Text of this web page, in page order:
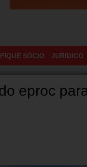
FIQUE SÓCIO JURÍDICO
eproc